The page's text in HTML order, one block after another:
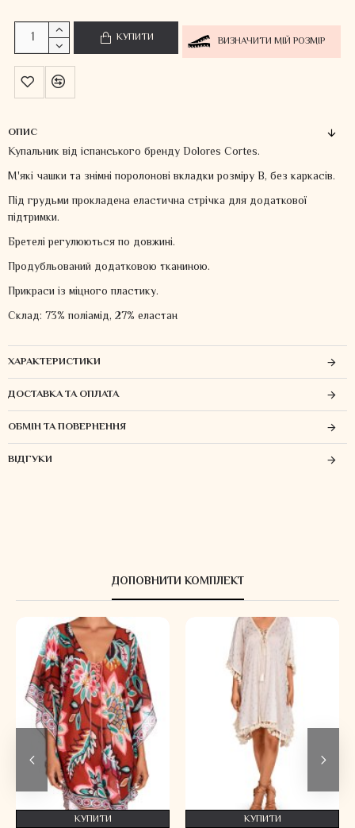
КУПИТИ ВИЗНАЧИТИ МІЙ РОЗМІР
ОПИС
Купальник від іспанського бренду Dolores Cortes.
М'які чашки та знімні поролонові вкладки розміру В, без каркасів.
Під грудьми прокладена еластична стрічка для додаткової
підтримки.
Бретелі регулюються по довжині.
Продубльований додатковою тканиною.
Прикраси із міцного пластику.
Склад: 73% поліамід, 27% еластан
ХАРАКТЕРИСТИКИ
ДОСТАВКА ТА ОПЛАТА
ОБМІН ТА ПОВЕРНЕННЯ
ВІДГУКИ
ДОПОВНИТИ КОМПЛЕКТ
КУПИТИ КУПИТИ